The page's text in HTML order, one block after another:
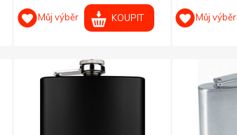
Můj výběr KOUPIT Můj výběr